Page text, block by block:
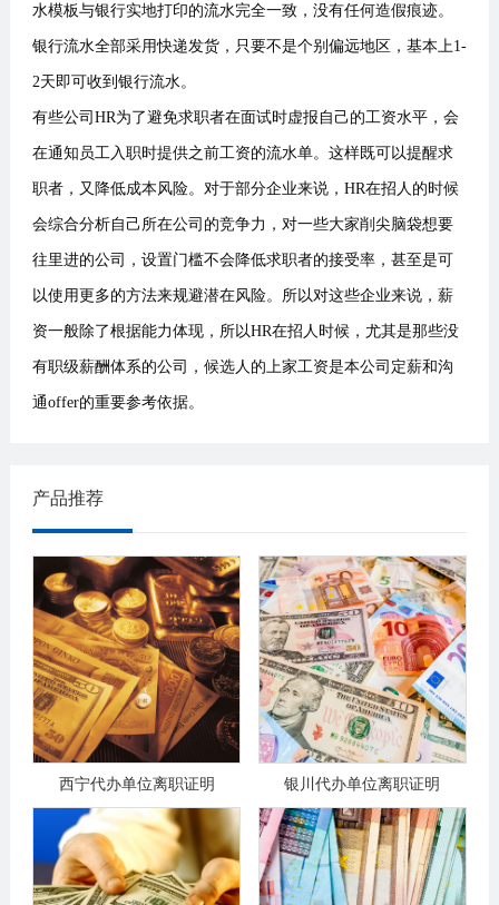
水模板与银行实地打印的流水完全一致，没有任何造假痕迹。
银行流水全部采用快递发货，只要不是个别偏远地区，基本上1-
2天即可收到银行流水。
有些公司HR为了避免求职者在面试时虚报自己的工资水平，会
在通知员工入职时提供之前工资的流水单。这样既可以提醒求
职者，又降低成本风险。对于部分企业来说，HR在招人的时候
会综合分析自己所在公司的竞争力，对一些大家削尖脑袋想要
往里进的公司，设置门槛不会降低求职者的接受率，甚至是可
以使用更多的方法来规避潜在风险。所以对这些企业来说，薪
资一般除了根据能力体现，所以HR在招人时候，尤其是那些没
有职级薪酬体系的公司，候选人的上家工资是本公司定薪和沟
通offer的重要参考依据。
产品推荐
西宁代办单位离职证明 银川代办单位离职证明